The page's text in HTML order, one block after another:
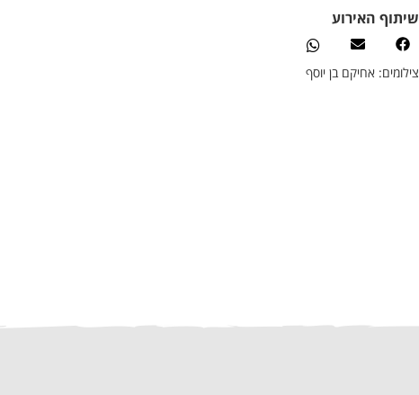
שיתוף האירוע
צילומים: אחיקם בן יוסף